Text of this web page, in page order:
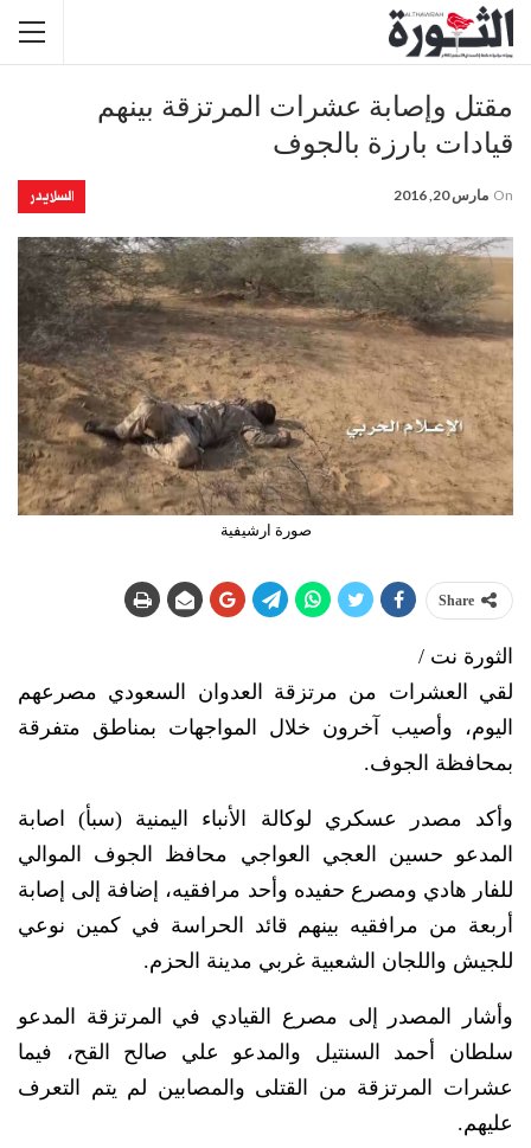
مقتل وإصابة عشرات المرتزقة بينهم
قيادات بارزة بالجوف
السلايدر On مارس 20, 2016
صورة ارشيفية
Share
الثورة نت /
لقي العشرات من مرتزقة العدوان السعودي مصرعهم
اليوم، وأصيب آخرون خلال المواجهات بمناطق متفرقة
بمحافظة الجوف.
وأكد مصدر عسكري لوكالة الأنباء اليمنية (سبأ) اصابة
المدعو حسين العجي العواجي محافظ الجوف الموالي
للفار هادي ومصرع حفيده وأحد مرافقيه، إضافة إلى إصابة
أربعة من مرافقيه بينهم قائد الحراسة في كمين نوعي
للجيش واللجان الشعبية غربي مدينة الحزم.
وأشار المصدر إلى مصرع القيادي في المرتزقة المدعو
سلطان أحمد السنتيل والمدعو علي صالح القح، فيما
عشرات المرتزقة من القتلى والمصابين لم يتم التعرف
عليهم.